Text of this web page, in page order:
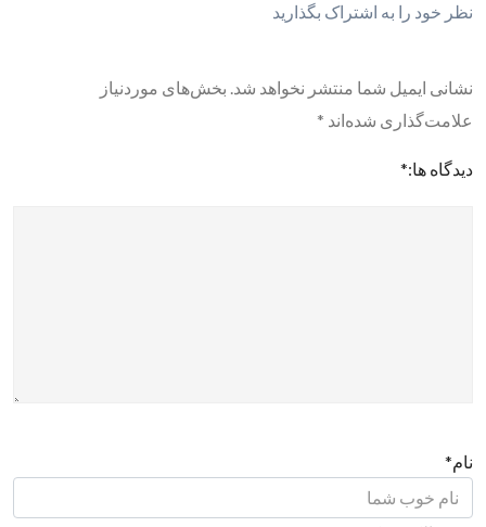
نظر خود را به اشتراک بگذارید
نشانی ایمیل شما منتشر نخواهد شد. بخش‌های موردنیاز
علامت‌گذاری شده‌اند *
دیدگاه ها:*
نام*